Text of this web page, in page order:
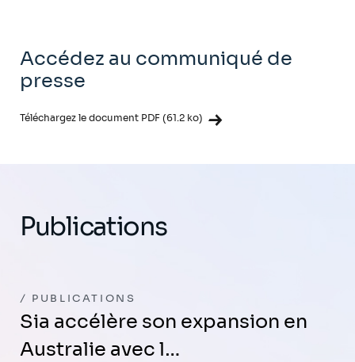
Accédez au communiqué de
presse
Téléchargez le document PDF (61.2 ko)
Publications
PUBLICATIONS
Sia accélère son expansion en
Australie avec l…